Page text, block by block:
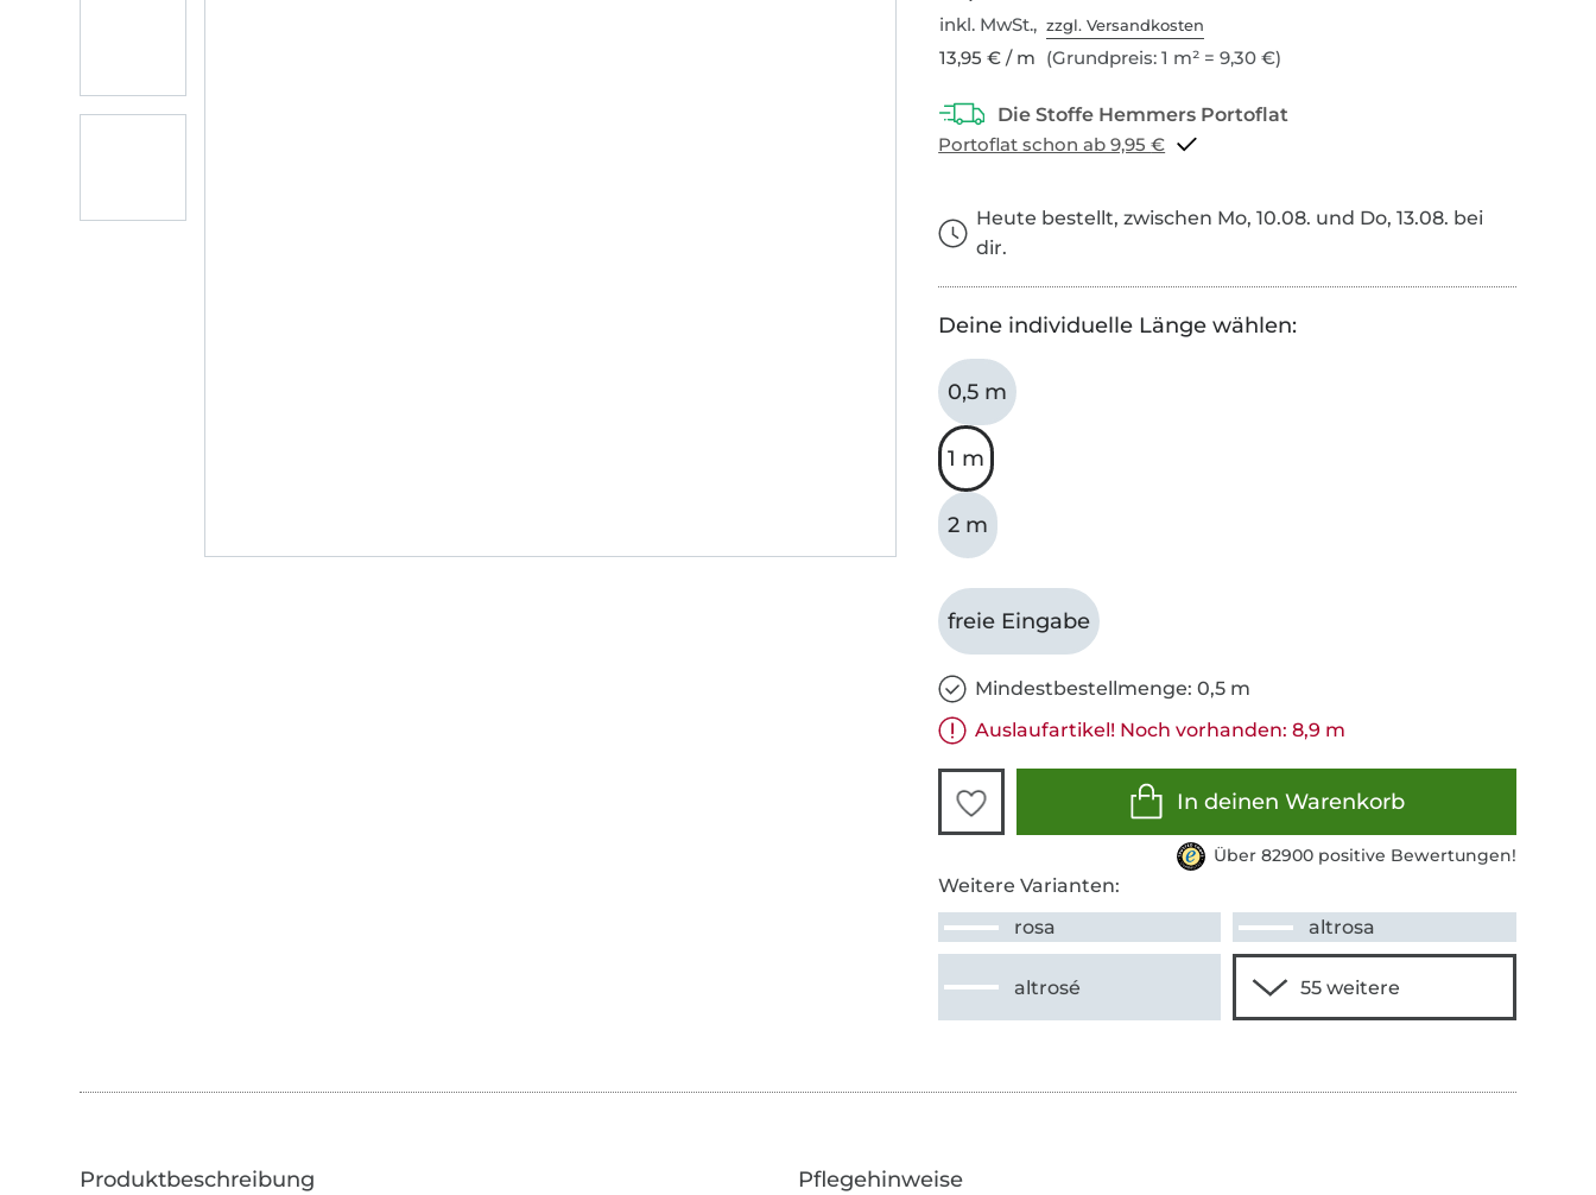
inkl. MwSt.,zzgl. Versandkosten
13,95 € / m (Grundpreis: 1 m² = 9,30 €)
Portoflat schon ab 9,95 €
Heute bestellt, zwischen Mo, 10.08. und Do, 13.08. bei
dir.
Deine individuelle Länge wählen:
0,5 m
1 m
2 m
freie Eingabe
Mindestbestellmenge: 0,5 m
Auslaufartikel! Noch vorhanden: 8,9 m
In deinen Warenkorb
Über 82900 positive Bewertungen!
Weitere Varianten:
rosa
altrosa
altrosé
Pflegehinweise